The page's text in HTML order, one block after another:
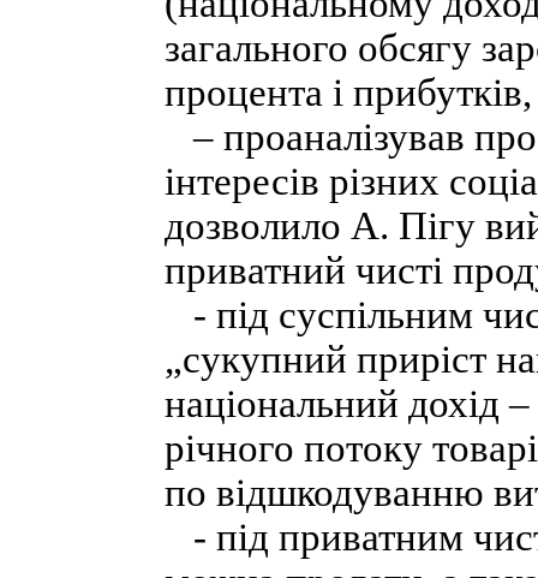
загального обсягу
процента і
– проаналізував
інтересів різних
дозволило А. Пігу
приватний чисті
- під суспільним
„сукупний приріст
національний дохід
річного потоку
по відшкодуванню
- під приватним